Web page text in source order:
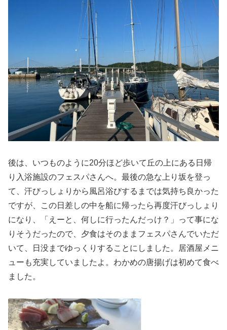
後は、いつものように20分ほど歩いて丘の上にある日帰
り入浴施設のフェスパさんへ。最後の急な上り坂を登っ
て、汗びっしょりから風呂浴びするまでは気持ち良かった
ですが、この日差しの中を船に帰ったら再度汗びっしょり
になり、「えーと、何しに行ったんだっけ？」って事にな
りそうだったので、夕食はそのままフェスパさんでいただ
いて、日没までゆっくりすることにしました。居酒屋メニ
ューも充実していましたよ。わかめの唐揚げは初めて食べ
ました。